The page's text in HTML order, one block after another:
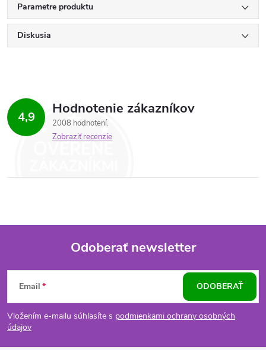
Parametre produktu
Diskusia
4,9 Hodnotenie zákazníkov
2008 hodnotení
Zobraziť recenzie
Z
á
p
Odoberať newsletter
Email
Vložením e-mailu súhlasíte s podmienkami ochrany osobných
údajov
ODOBERAŤ